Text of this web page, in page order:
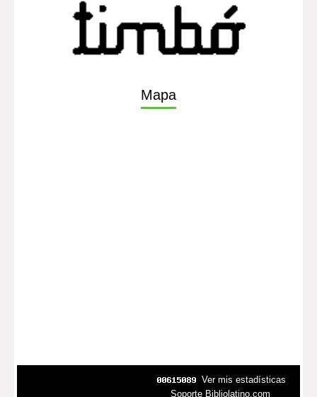
Mapa
Ver mis estadísticas
Soporte Bibliolatino.com